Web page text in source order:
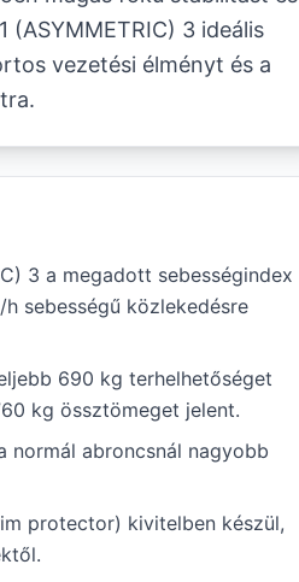
(ASYMMETRIC) 3 ideális
vezetési élményt és a
3 a megadott sebességindex
sebességű közlekedésre
690 kg terhelhetőséget
kg össztömeget jelent.
normál abroncsnál nagyobb
protector) kivitelben készül,